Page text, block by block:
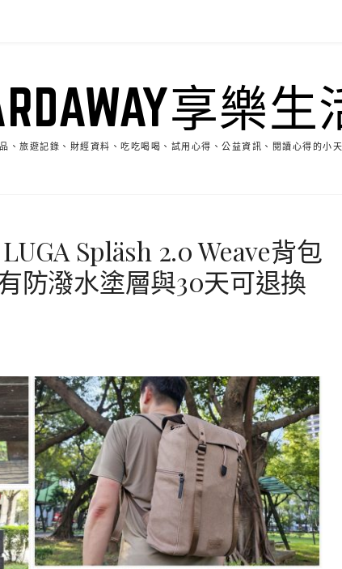
享樂生
、旅遊記錄、財經資料、吃吃喝喝、試用心得、公益資訊、閱讀心得的小
Spläsh 2.0 Weave背包
防潑水塗層與30天可退換